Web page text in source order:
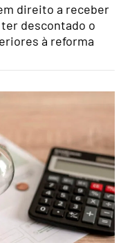
direito a receber
descontado o
à reforma